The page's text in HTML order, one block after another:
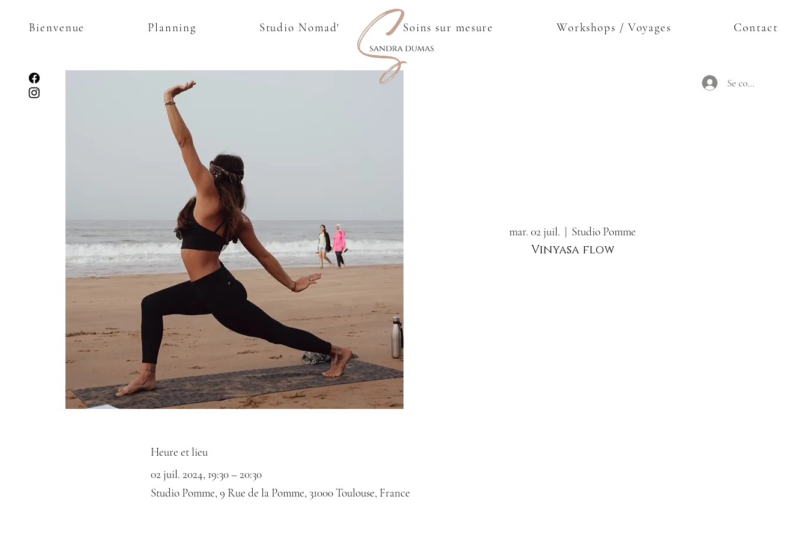
Se connecter
Bienvenue Planning Studio Nomad' Soins sur mesure Workshops / Voyages Contact
mar. 02 juil.
  |
Studio Pomme
Vinyasa flow
Heure et lieu
02 juil. 2024, 19:30 – 20:30
Studio Pomme, 9 Rue de la Pomme, 31000 Toulouse, France